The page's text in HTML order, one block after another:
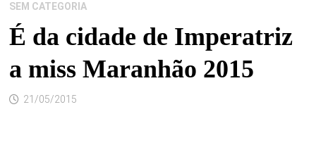
SEM CATEGORIA
É da cidade de Imperatriz
a miss Maranhão 2015
21/05/2015